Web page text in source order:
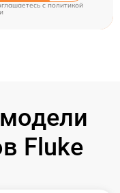
cполитикой
Fluke